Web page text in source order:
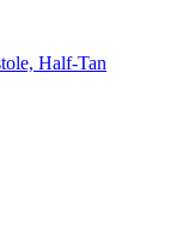
Half-Tan